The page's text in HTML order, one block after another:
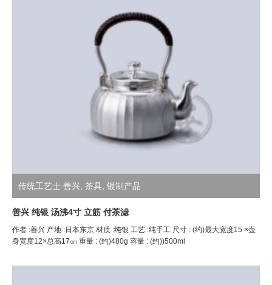
传统工艺士 善兴 茶具 银制产品
善兴 纯银 汤沸4寸 立筋 付茶滤
作者 :善兴 产地 :日本东京 材质 :纯银 工艺 :纯手工 尺寸 : (约)最大宽度15 ×壶
身宽度12×总高17㎝ 重量 : (约)480g 容量 : (约))500ml